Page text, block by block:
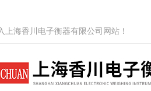
上海香川电子衡器有限公司网站！